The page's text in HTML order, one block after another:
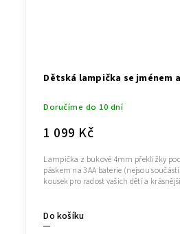
Dětská lampička se jménem
Doručíme do 10 dní
1 099 Kč
Do košíku
Lampička z bukové 4mm překližky
páskem na 3AA baterie (nejsou
kousek pro radost vašich dětí a